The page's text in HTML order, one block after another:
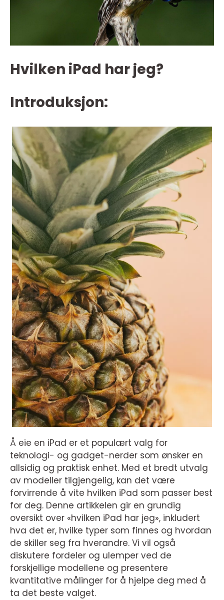
Hvilken iPad har jeg?
Introduksjon:
Å eie en iPad er et populært valg for
teknologi- og gadget-nerder som ønsker en
allsidig og praktisk enhet. Med et bredt utvalg
av modeller tilgjengelig, kan det være
forvirrende å vite hvilken iPad som passer best
for deg. Denne artikkelen gir en grundig
oversikt over «hvilken iPad har jeg», inkludert
hva det er, hvilke typer som finnes og hvordan
de skiller seg fra hverandre. Vi vil også
diskutere fordeler og ulemper ved de
forskjellige modellene og presentere
kvantitative målinger for å hjelpe deg med å
ta det beste valget.